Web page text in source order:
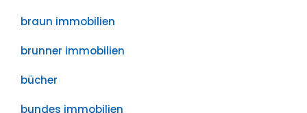
braun immobilien
brunner immobilien
bücher
bundes immobilien